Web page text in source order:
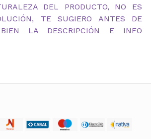
DEL PRODUCTO, NO ES
TE SUGIERO ANTES DE
LA DESCRIPCIÓN E INFO